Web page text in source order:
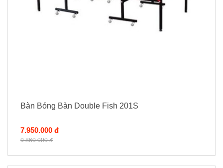
Bàn Bóng Bàn Double Fish 201S
7.950.000 đ
9.860.000 đ